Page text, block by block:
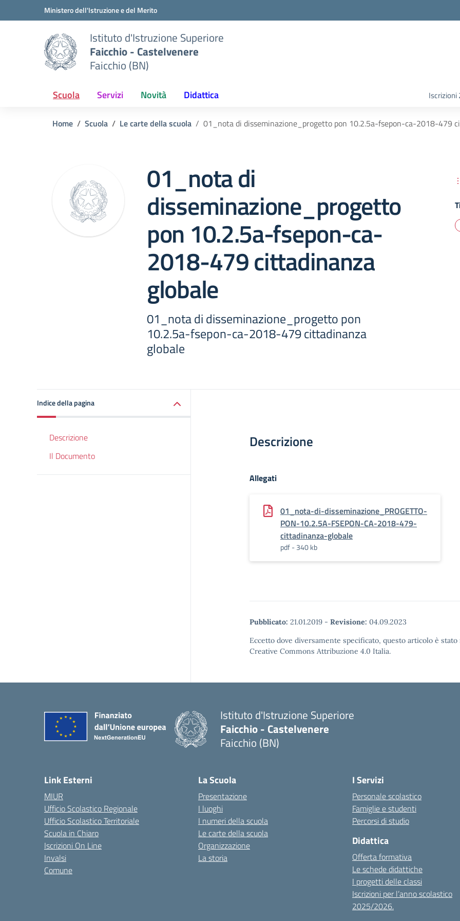
Vai ai contenuti
Vai al menu di navigazioneMinistero dell'Istruzione e del Merito
Istituto d'Istruzione Superiore
Faicchio - Castelvenere
Faicchio (BN)
Scuola Servizi Novità Didattica
Home Scuola Le carte della scuola 01_nota di disseminazione_progetto pon 10.2.5a-fsepon-ca-2018-479
01_nota di
disseminazione_progetto
pon 10.2.5a-fsepon-ca-
2018-479 cittadinanza
globale
01_nota di disseminazione_progetto pon
10.2.5a-fsepon-ca-2018-479 cittadinanza
globale
Indice della pagina
Descrizione
Il Documento
Descrizione
Allegati
01_nota-di-disseminazione_PROGETTO-
PON-10.2.5A-FSEPON-CA-2018-479-
cittadinanza-globale
pdf - 340 kb
Pubblicato: 21.01.2019 - Revisione: 04.09.2023
Eccetto dove diversamente specificato, questo articolo è
Creative Commons Attribuzione 4.0 Italia.
Istituto d'Istruzione Superiore
Faicchio - Castelvenere
Faicchio (BN)
Link Esterni
MIUR
Ufficio Scolastico Regionale
Ufficio Scolastico Territoriale
Scuola in Chiaro
Iscrizioni On Line
Invalsi
Comune
La Scuola
Presentazione
I luoghi
I numeri della scuola
Le carte della scuola
Organizzazione
La storia
I Servizi
Personale scolastico
Famiglie e studenti
Percorsi di studio
Didattica
Offerta formativa
Le schede didattiche
I progetti delle classi
Iscrizioni per l’anno scolastico
2025/2026.